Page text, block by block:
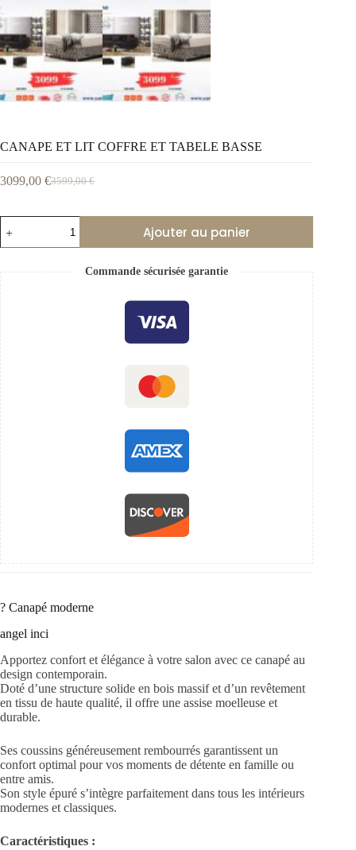
CANAPE ET LIT COFFRE ET TABELE BASSE
3599,00€
3099,00 €
Ajouter au panier
Commande sécurisée garantie
?️ Canapé moderne
angel inci
Apportez confort et élégance à votre salon avec ce canapé au
design contemporain.
Doté d’une structure solide en bois massif et d’un revêtement
en tissu de haute qualité, il offre une assise moelleuse et
durable.
Ses coussins généreusement rembourrés garantissent un
confort optimal pour vos moments de détente en famille ou
entre amis.
Son style épuré s’intègre parfaitement dans tous les intérieurs
modernes et classiques.
Caractéristiques :